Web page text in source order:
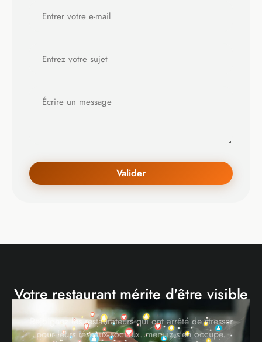
Valider
Votre restaurant mérite d'être visible
Rejoignez les restaurateurs qui ont arrêté de stresser
pour leurs réseaux sociaux. menuiz s'en occupe.